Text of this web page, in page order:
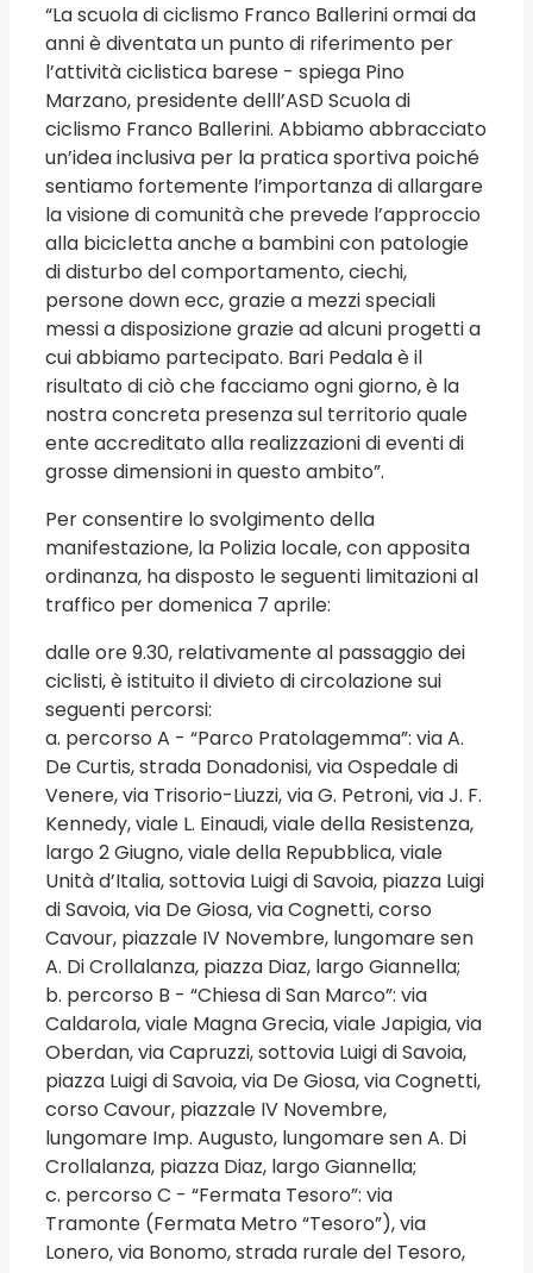
“La scuola di ciclismo Franco Ballerini ormai da
anni è diventata un punto di riferimento per
l’attività ciclistica barese - spiega Pino
Marzano, presidente delll’ASD Scuola di
ciclismo Franco Ballerini. Abbiamo abbracciato
un’idea inclusiva per la pratica sportiva poiché
sentiamo fortemente l’importanza di allargare
la visione di comunità che prevede l’approccio
alla bicicletta anche a bambini con patologie
di disturbo del comportamento, ciechi,
persone down ecc, grazie a mezzi speciali
messi a disposizione grazie ad alcuni progetti a
cui abbiamo partecipato. Bari Pedala è il
risultato di ciò che facciamo ogni giorno, è la
nostra concreta presenza sul territorio quale
ente accreditato alla realizzazioni di eventi di
grosse dimensioni in questo ambito”.
Per consentire lo svolgimento della
manifestazione, la Polizia locale, con apposita
ordinanza, ha disposto le seguenti limitazioni al
traffico per domenica 7 aprile:
dalle ore 9.30, relativamente al passaggio dei
ciclisti, è istituito il divieto di circolazione sui
seguenti percorsi:
a. percorso A - “Parco Pratolagemma”: via A.
De Curtis, strada Donadonisi, via Ospedale di
Venere, via Trisorio-Liuzzi, via G. Petroni, via J. F.
Kennedy, viale L. Einaudi, viale della Resistenza,
largo 2 Giugno, viale della Repubblica, viale
Unità d’Italia, sottovia Luigi di Savoia, piazza Luigi
di Savoia, via De Giosa, via Cognetti, corso
Cavour, piazzale IV Novembre, lungomare sen
A. Di Crollalanza, piazza Diaz, largo Giannella;
b. percorso B - “Chiesa di San Marco”: via
Caldarola, viale Magna Grecia, viale Japigia, via
Oberdan, via Capruzzi, sottovia Luigi di Savoia,
piazza Luigi di Savoia, via De Giosa, via Cognetti,
corso Cavour, piazzale IV Novembre,
lungomare Imp. Augusto, lungomare sen A. Di
Crollalanza, piazza Diaz, largo Giannella;
c. percorso C - “Fermata Tesoro”: via
Tramonte (Fermata Metro “Tesoro”), via
Lonero, via Bonomo, strada rurale del Tesoro,